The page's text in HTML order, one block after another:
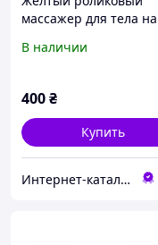
массажер для тела на
A419C461M1
В наличии
400₴
Купить
Интерн​ет-кат​а​л​ог ск​​и​до​к "GALANTI"